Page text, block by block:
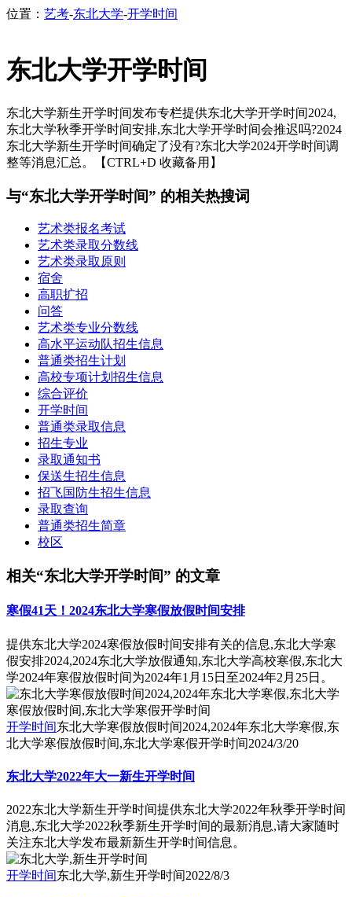
位置： 艺考-东北大学-开学时间
东北大学开学时间
东北大学新生开学时间发布专栏提供东北大学开学时间2024,
东北大学秋季开学时间安排,东北大学开学时间会推迟吗?2024
东北大学新生开学时间确定了没有?东北大学2024开学时间调
整等消息汇总。【CTRL+D 收藏备用】
与“东北大学开学时间” 的相关热搜词
艺术类报名考试
艺术类录取分数线
艺术类录取原则
宿舍
高职扩招
问答
艺术类专业分数线
高水平运动队招生信息
普通类招生计划
高校专项计划招生信息
综合评价
开学时间
普通类录取信息
招生专业
录取通知书
保送生招生信息
招飞国防生招生信息
录取查询
普通类招生简章
校区
相关“东北大学开学时间” 的文章
寒假41天！2024东北大学寒假放假时间安排
提供东北大学2024寒假放假时间安排有关的信息,东北大学寒
假安排2024,2024东北大学放假通知,东北大学高校寒假,东北大
学2024年寒假放假时间为2024年1月15日至2024年2月25日。
开学时间东北大学寒假放假时间2024,2024年东北大学寒假,东
北大学寒假放假时间,东北大学寒假开学时间2024/3/20
东北大学2022年大一新生开学时间
2022东北大学新生开学时间提供东北大学2022年秋季开学时间
消息,东北大学2022秋季新生开学时间的最新消息,请大家随时
关注东北大学发布最新新生开学时间信息。
开学时间东北大学,新生开学时间2022/8/3